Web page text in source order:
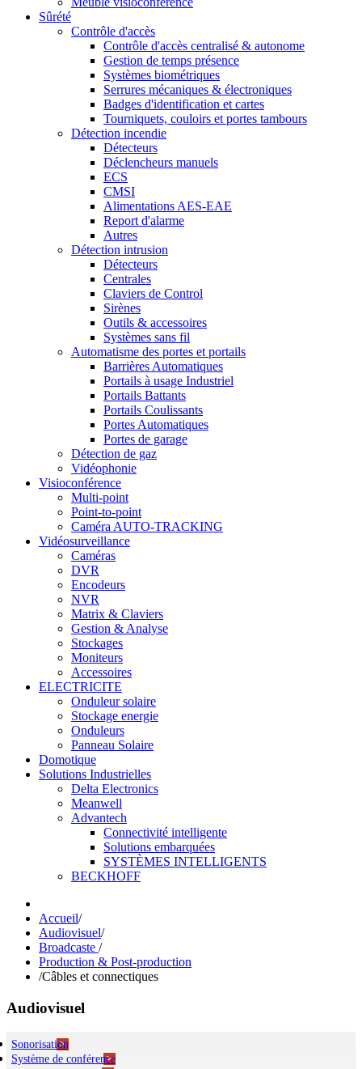
Sûrété
Contrôle d'accès
Contrôle d'accès centralisé & autonome
Gestion de temps présence
Systèmes biométriques
Serrures mécaniques & électroniques
Badges d'identification et cartes
Tourniquets, couloirs et portes tambours
Détection incendie
Détecteurs
Déclencheurs manuels
ECS
CMSI
Alimentations AES-EAE
Report d'alarme
Autres
Détection intrusion
Détecteurs
Centrales
Claviers de Control
Sirènes
Outils & accessoires
Systèmes sans fil
Automatisme des portes et portails
Barrières Automatiques
Portails à usage Industriel
Portails Battants
Portails Coulissants
Portes Automatiques
Portes de garage
Détection de gaz
Vidéophonie
Visioconférence
Multi-point
Point-to-point
Caméra AUTO-TRACKING
Vidéosurveillance
Caméras
DVR
Encodeurs
NVR
Matrix & Claviers
Gestion & Analyse
Stockages
Moniteurs
Accessoires
ELECTRICITE
Onduleur solaire
Stockage energie
Onduleurs
Panneau Solaire
Domotique
Solutions Industrielles
Delta Electronics
Meanwell
Advantech
Connectivité intelligente
Solutions embarquées
SYSTÈMES INTELLIGENTS
BECKHOFF
Accueil/
Audiovisuel/
Broadcaste /
Production & Post-production
/Câbles et connectiques
Audiovisuel
Sonorisation
Ambiance & Evac
Système de conférence